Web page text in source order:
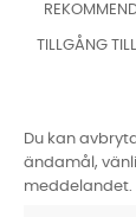
TILLGÅNG
Du kan
ändamål,
meddelandet.